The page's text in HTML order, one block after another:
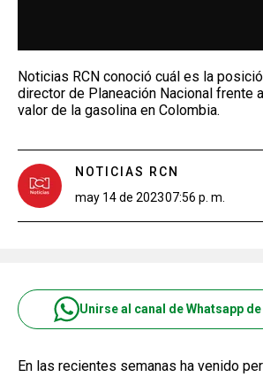
Noticias RCN conoció cuál es la
director de Planeación Nacional frente
valor de la gasolina en Colombia.
NOTICIAS RCN
may 14 de 202307:56 p. m.
Unirse al canal de Whatsapp
En las recientes semanas ha venido